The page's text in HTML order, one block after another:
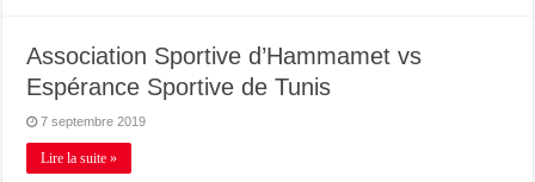
Association Sportive d’Hammamet vs
Espérance Sportive de Tunis
7 septembre 2019
Lire la suite »